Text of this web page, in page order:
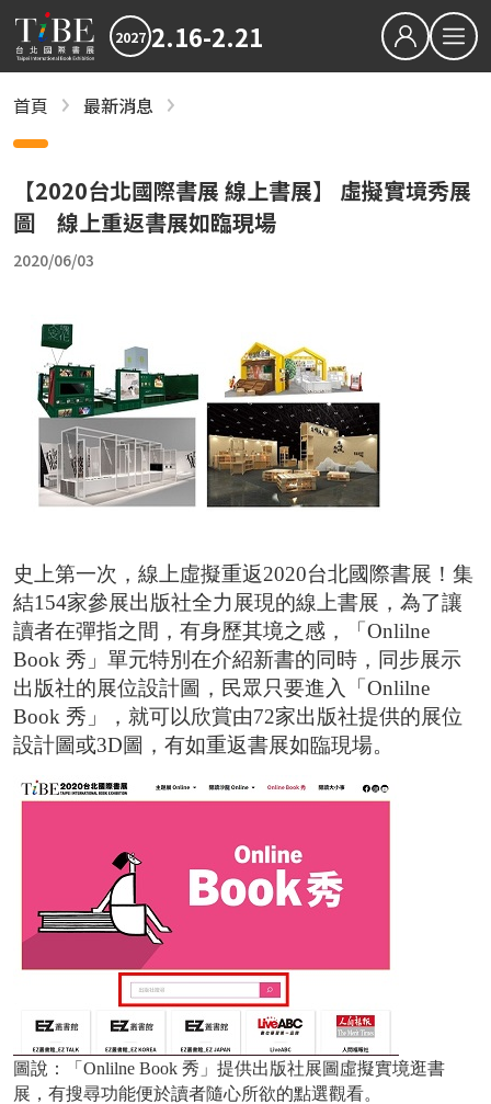
2027 2.16-2.21
最新消息
下載專區
2026TIBE線上書展
最新消息
2026TiBE台北國際書展
書展亮點
近期文章
2027書展大獎及金蝶獎徵件起跑 歡迎台灣原創
「臺灣感性：女性情緒」感動首爾 303則留言
結
台北市雜誌公會 7/23【媒體AI工作流實戰班】
臺灣文學與韓國的交會 阿女烏談族群記憶和轉
事走入人心的祕密
首頁 最新消息
【2020台北國際書展 線上書展】 虛擬實境秀展
圖 線上重返書展如臨現場
2020/06/03
史上第一次，線上虛擬重返2020台北國際書展！集
結154家參展出版社全力展現的線上書展，為了讓
讀者在彈指之間，有身歷其境之感，「Onlilne
Book 秀」單元特別在介紹新書的同時，同步展示
出版社的展位設計圖，民眾只要進入「Onlilne
Book 秀」，就可以欣賞由72家出版社提供的展位
設計圖或3D圖，有如重返書展如臨現場。
圖說：「Onlilne Book 秀」提供出版社展圖虛擬實境逛書
展，有搜尋功能便於讀者隨心所欲的點選觀看。